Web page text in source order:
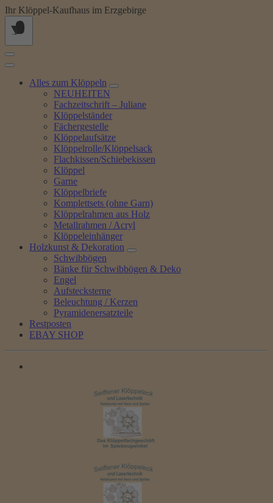
Springe
zum
Inhalt
Ihr Klöppel-Kaufhaus im Erzgebirge
Alles zum Klöppeln
NEUHEITEN
Fachzeitschrift – Juliane
Klöppelständer
Fächergestelle
Klöppelaufsätze
Klöppelrolle/Klöppelsack
Flachkissen/Schiebekissen
Klöppel
Garne
Klöppelbriefe
Komplettsets (ohne Garn)
Klöppelrahmen aus Holz
Metallrahmen / Acryl
Klöppeleinhänger
Holzkunst & Dekoration
Schwibbögen
Bänke für Schwibbögen & Deko
Engel
Aufstecksterne
Beleuchtung / Kerzen
Pyramidenersatzteile
Restposten
EBAY SHOP